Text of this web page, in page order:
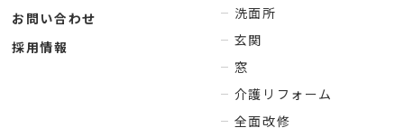
お問い合わせ
採用情報
洗面所
玄関
窓
介護リフォーム
全面改修